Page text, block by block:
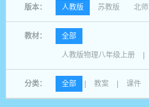
版本： 人教版 苏教版 北
教材： 全部
人教版物理八年级上册
分类： 全部 教案 课件